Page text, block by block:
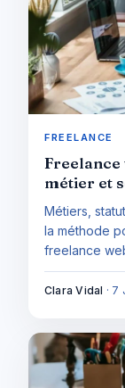
FREELANCE
Freelance
métier et
Métiers,
la méthode
freelance
Clara Vidal · 7